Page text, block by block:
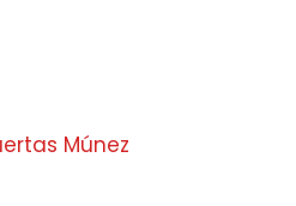
Múnez